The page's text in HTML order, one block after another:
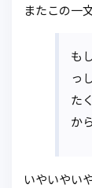
またこの一
も
っ
た
から
いやいやい